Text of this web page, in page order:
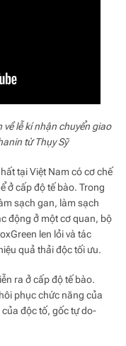
lễ kí nhận chuyển giao
từ Thụy Sỹ
tại Việt Nam có cơ chế
ở cấp độ tế bào. Trong
sạch gan, làm sạch
động ở một cơ quan, bộ
len lỏi và tác
quả thải độc tối ưu.
ra ở cấp độ tế bào.
phục chức năng của
độc tố, gốc tự do-